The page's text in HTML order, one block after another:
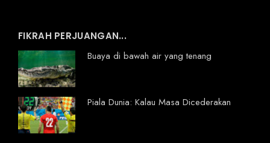
FIKRAH PERJUANGAN...
Buaya di bawah air yang tenang
Piala Dunia: Kalau Masa Dicederakan